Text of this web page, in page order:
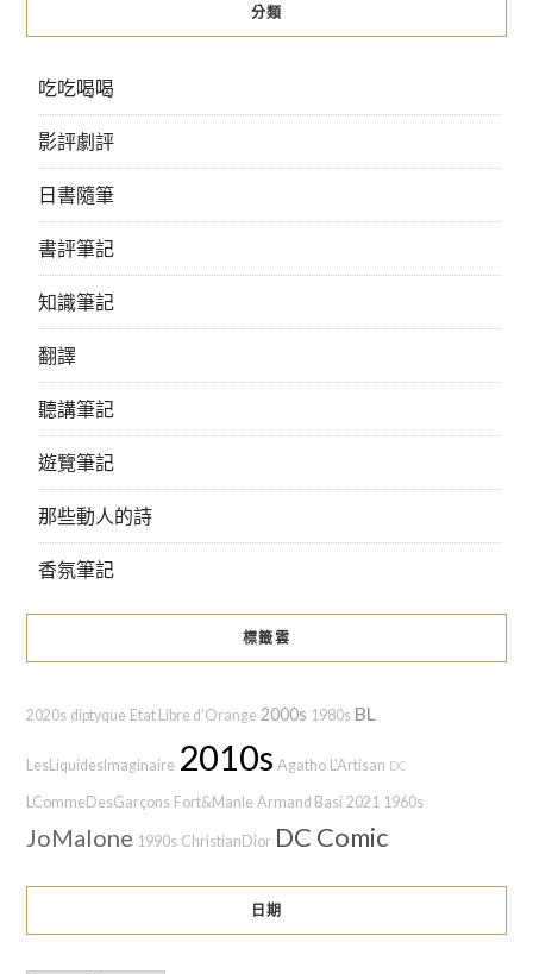
分類
吃吃喝喝
影評劇評
日書隨筆
書評筆記
知識筆記
翻譯
聽講筆記
遊覽筆記
那些動人的詩
香氛筆記
標籤雲
2020s diptyque Etat Libre d’Orange 2000s 1980s BL
LesLiquidesImaginaire 2010s Agatho L'Artisan DC
LCommeDesGarçons Fort&Manle Armand Basi 2021 1960s
JoMalone 1990s ChristianDior DC Comic
日期